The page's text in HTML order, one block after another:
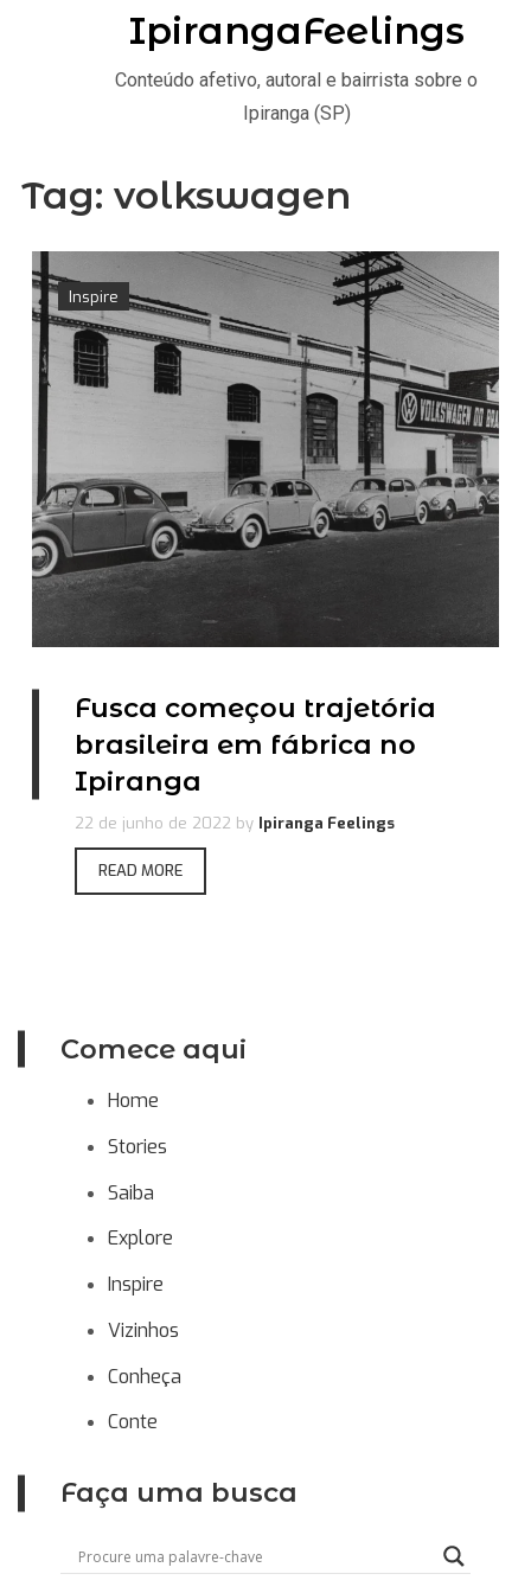
Comece aqui
Home
Stories
Saiba
Explore
Inspire
Vizinhos
Conheça
Conte
Faça uma busca
Tag: volkswagen
Inspire
Fusca começou trajetória
brasileira em fábrica no
Ipiranga
22 de junho de 2022 by Ipiranga Feelings
READ MORE
IpirangaFeelings
Conteúdo afetivo, autoral e bairrista sobre o
Ipiranga (SP)